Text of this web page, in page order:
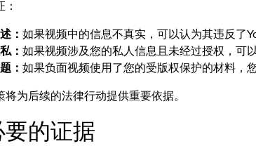
： 如果视频中的信息不真实，可以认为其违反了
： 如果视频涉及您的私人信息且未经过授权，可以
： 如果负面视频使用了您的受版权保护的材料，
将为后续的法律行动提供重要依据。
的证据